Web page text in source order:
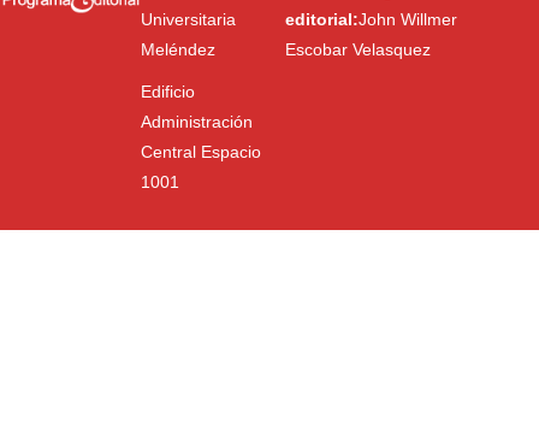
Universitaria
Meléndez
Edificio
Administración
Central Espacio
1001
editorial:John Willmer
Escobar Velasquez